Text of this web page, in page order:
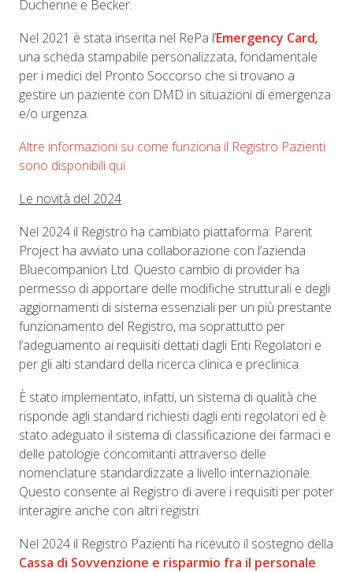
Duchenne e Becker.
Nel 2021 è stata inserita nel RePa l’Emergency Card,
una scheda stampabile personalizzata, fondamentale
per i medici del Pronto Soccorso che si trovano a
gestire un paziente con DMD in situazioni di emergenza
e/o urgenza.
Altre informazioni su come funziona il Registro Pazienti
sono disponibili qui
Le novità del 2024
Nel 2024 il Registro ha cambiato piattaforma: Parent
Project ha avviato una collaborazione con l’azienda
Bluecompanion Ltd. Questo cambio di provider ha
permesso di apportare delle modifiche strutturali e degli
aggiornamenti di sistema essenziali per un più prestante
funzionamento del Registro, ma soprattutto per
l’adeguamento ai requisiti dettati dagli Enti Regolatori e
per gli alti standard della ricerca clinica e preclinica.
È stato implementato, infatti, un sistema di qualità che
risponde agli standard richiesti dagli enti regolatori ed è
stato adeguato il sistema di classificazione dei farmaci e
delle patologie concomitanti attraverso delle
nomenclature standardizzate a livello internazionale.
Questo consente al Registro di avere i requisiti per poter
interagire anche con altri registri.
Nel 2024 il Registro Pazienti ha ricevuto il sostegno della
Cassa di Sovvenzione e risparmio fra il personale